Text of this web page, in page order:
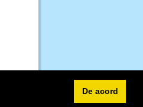
De acord